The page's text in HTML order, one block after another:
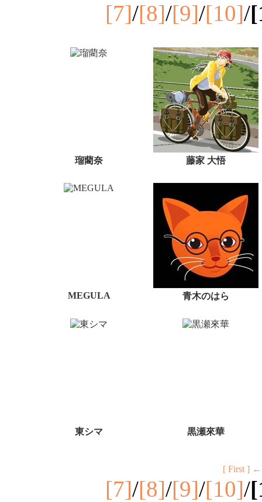
[7]/[8]/[9]/[10]/
瑠藺奈 藤家 大悟
MEGULA 青木のはら
東シマ 黒瀬來華
[ First ]
[7]/[8]/[9]/[10]/